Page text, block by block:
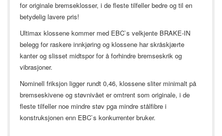
for originale bremseklosser, i de fleste tilfeller bedre og til en
betydelig lavere pris!
Ultimax klossene kommer med EBC`s velkjente BRAKE-IN
belegg for raskere innkjøring og klossene har skråskjærte
kanter og slisset midtspor for å forhindre bremseskrik og
vibrasjoner.
Nominell friksjon ligger rundt 0,46, klossene sliter minimalt på
bremseskivene og støvnivået er omtrent som originale, i de
fleste tilfeller noe mindre støv pga mindre stålfibre i
konstruksjonen enn EBC`s konkurrenter bruker.